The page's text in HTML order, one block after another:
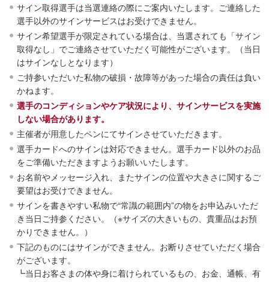
サイン取得選手は当選連絡の際にご案内いたします。ご連絡した
選手以外のサインサービスはお受けできません。
サイン希望選手が限定されている場合は、当選されても「サイン
取得なし」でご連絡させていただく可能性がございます。（当日
はサインなしとなります）
ご持参いただいた私物の破損・故障等があった場合の責任は負い
かねます。
選手のコンディションやケア状況により、サインサービスを実施
しない場合があります。
主催者が用意したペンにてサインさせていただきます。
選手カードへのサインは対応できません。選手カード以外のお品
をご準備いただきますようお願いいたします。
お名前やメッセージ入れ、またサインの位置や大きさに関するご
要望はお受けできません。
サインを書きやすい私物で“常識の範囲内”の物をお申込みいただ
き当日ご持参ください。（※サイズの大きいもの、貴重品はお預
かりできません。）
下記のものにはサインができません。お断りさせていただく場合
がございます。
┗当日お客さまの体や身に着けられているもの、お金、通帳、有